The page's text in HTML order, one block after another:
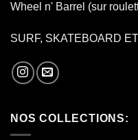
Wheel n' Barrel (sur
SURF, SKATEBOARD
NOS COLLECTIONS: